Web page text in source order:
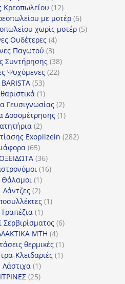
προϊόντα
Κρεοπωλείου 1212
προϊόντα
με μοτέρ 66
προϊόντα
χωρίς μοτέρ 55
Ουδέτερες 44
προϊόντα
Παγωτού 33
προϊόντα
Συντήρησης 3838
προϊόντα
Ψυχόμενες 2222
5353
προϊόντα
11
προϊόν
Γευσιγνωσίας 22
προϊόντα
Δοσομέτρησης 11
22
προϊόντα
Exoplizein 282282
6565
προϊόντα
3636
προϊόντα
1616
Θάλαμοι 11
προϊόν
Λάντζες 22
προϊόντα
11
Τραπέζια 11
προϊόν
Σερβιρίσματος 66
MTH 44
προϊόντα
θερμικές 11
προϊόν
Κλειδαριές 11
Λάστιχα 11
προϊόν
2525